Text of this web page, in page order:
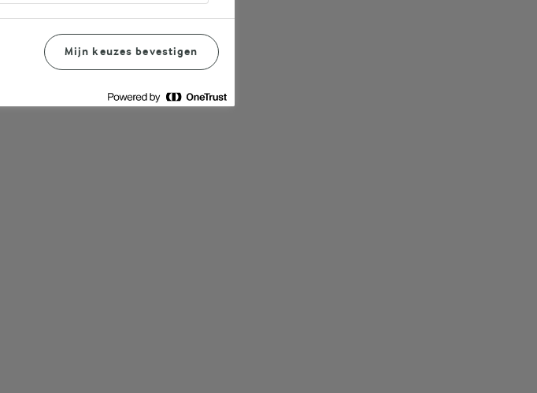
Mijn keuzes bevestigen